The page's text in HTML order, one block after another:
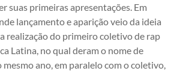
suas primeiras apresentações. Em
lançamento e aparição veio da ideia
realização do primeiro coletivo de rap
Latina, no qual deram o nome de
ano, em paralelo com o coletivo,